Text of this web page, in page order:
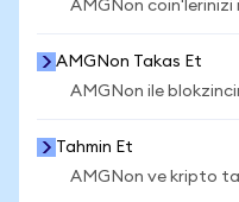
AMGNon coin'lerinizi
AMGNon Takas Et
AMGNon ile
Tahmin Et
AMGNon ve kripto